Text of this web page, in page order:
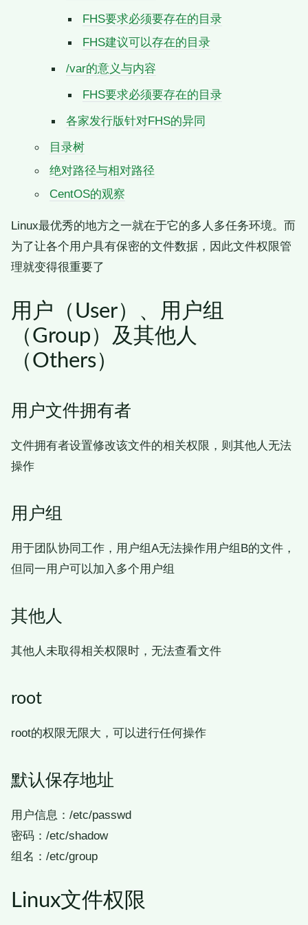
FHS要求必须要存在的目录
FHS建议可以存在的目录
/var的意义与内容
FHS要求必须要存在的目录
各家发行版针对FHS的异同
目录树
绝对路径与相对路径
CentOS的观察
Linux最优秀的地方之一就在于它的多人多任务环境。而
为了让各个用户具有保密的文件数据，因此文件权限管
理就变得很重要了
用户（User）、用户组
（Group）及其他人
（Others）
用户文件拥有者
文件拥有者设置修改该文件的相关权限，则其他人无法
操作
用户组
用于团队协同工作，用户组A无法操作用户组B的文件，
但同一用户可以加入多个用户组
其他人
其他人未取得相关权限时，无法查看文件
root
root的权限无限大，可以进行任何操作
默认保存地址
用户信息：/etc/passwd
密码：/etc/shadow
组名：/etc/group
Linux文件权限